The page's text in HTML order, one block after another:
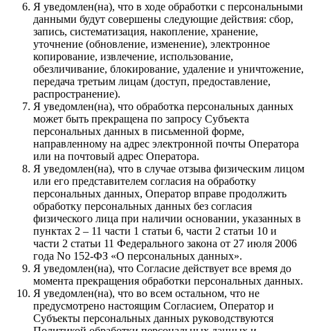
Я уведомлен(на), что в ходе обработки с персональными
данными будут совершены следующие действия: сбор,
запись, систематизация, накопление, хранение,
уточнение (обновление, изменение), электронное
копирование, извлечение, использование,
обезличивание, блокирование, удаление и уничтожение,
передача третьим лицам (доступ, предоставление,
распространение).
Я уведомлен(на), что обработка персональных данных
может быть прекращена по запросу Субъекта
персональных данных в письменной форме,
направленному на адрес электронной почты Оператора
или на почтовый адрес Оператора.
Я уведомлен(на), что в случае отзыва физическим лицом
или его представителем согласия на обработку
персональных данных, Оператор вправе продолжить
обработку персональных данных без согласия
физического лица при наличии основании, указанных в
пунктах 2 – 11 части 1 статьи 6, части 2 статьи 10 и
части 2 статьи 11 Федерального закона от 27 июля 2006
года No 152-ФЗ «О персональных данных».
Я уведомлен(на), что Согласие действует все время до
момента прекращения обработки персональных данных.
Я уведомлен(на), что во всем остальном, что не
предусмотрено настоящим Согласием, Оператор и
Субъекты персональных данных руководствуются